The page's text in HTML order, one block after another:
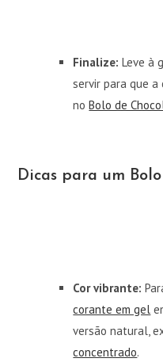
Finalize: Leve à
servir para que a
noBolo de
Dicas para um
Cor vibrante:
corante em gel
versão natural,
concentrado.